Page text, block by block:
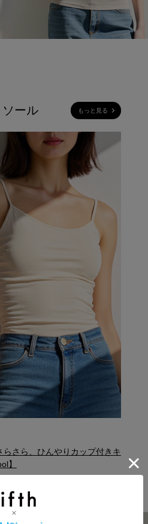
ール もっと見る
らさら、ひんやりカップ付きキ
】